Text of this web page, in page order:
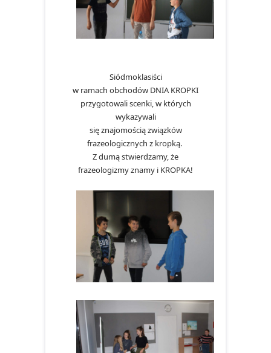
Siódmoklasiści
w ramach obchodów DNIA KROPKI
przygotowali scenki, w których
wykazywali
się znajomością związków
frazeologicznych z kropką.
Z dumą stwierdzamy, że
frazeologizmy znamy i KROPKA!